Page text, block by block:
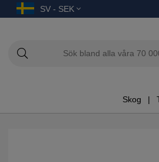
SV - SEK
Skog